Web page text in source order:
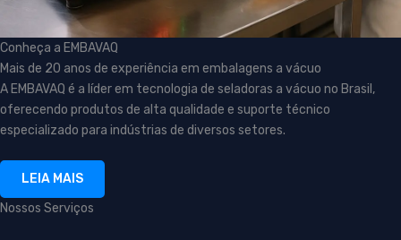
Conheça a EMBAVAQ
Mais de 20 anos de experiência em embalagens a vácuo
A EMBAVAQ é a líder em tecnologia de seladoras a vácuo no Brasil,
oferecendo produtos de alta qualidade e suporte técnico
especializado para indústrias de diversos setores.
LEIA MAIS
Nossos Serviços